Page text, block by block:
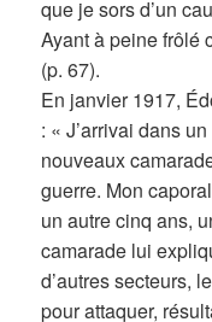
que je sors d’un
Ayant à peine frôlé
(p. 67).
En janvier 1917,
: « J’arrivai dans
nouveaux
guerre. Mon
un autre cinq ans,
camarade lui
d’autres secteurs,
pour attaquer,